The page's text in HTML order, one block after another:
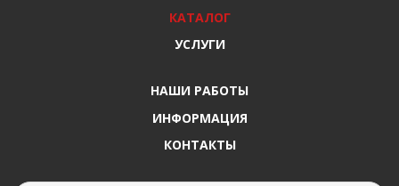
КАТАЛОГ
УСЛУГИ
НАШИ РАБОТЫ
ИНФОРМАЦИЯ
КОНТАКТЫ